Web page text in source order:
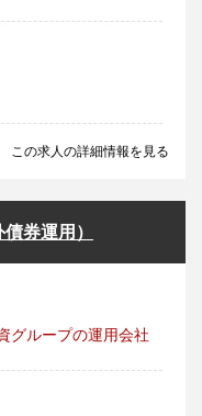
この求人の詳細情報を見る
券運用）
グループの運用会社